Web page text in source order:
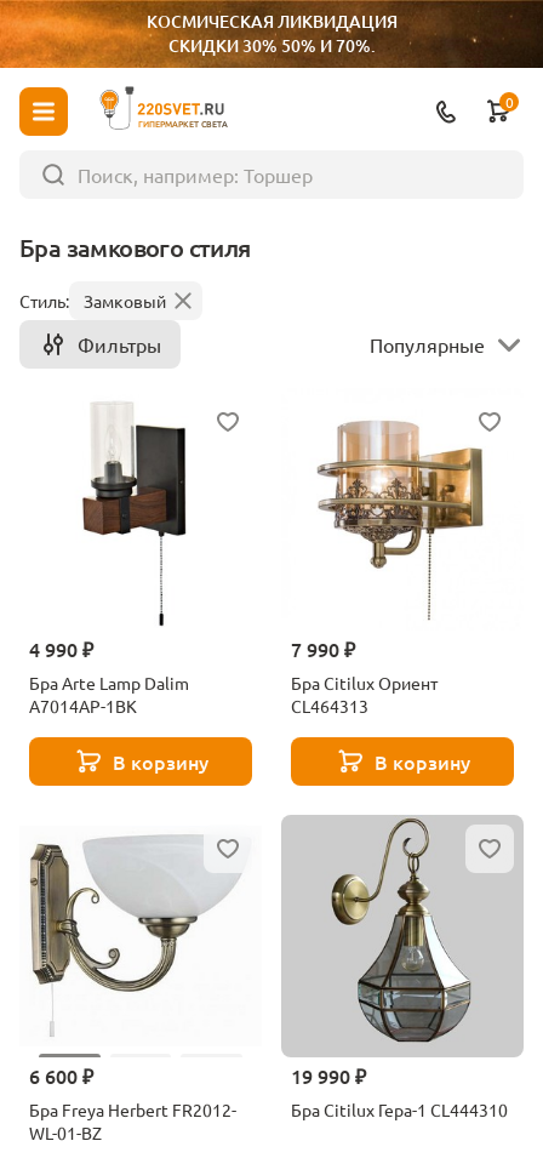
КОСМИЧЕСКАЯ ЛИКВИДАЦИЯ
СКИДКИ 30% 50% И 70%.
ГИПЕРМАРКЕТ СВЕТА
0
Бра замкового стиля
Стиль: Замковый
Фильтры Популярные
4 990 ₽
Бра Arte Lamp Dalim
A7014AP-1BK
В корзину
7 990 ₽
Бра Citilux Ориент
CL464313
В корзину
6 600 ₽
Бра Freya Herbert FR2012-
WL-01-BZ
19 990 ₽
Бра Citilux Гера-1 CL444310